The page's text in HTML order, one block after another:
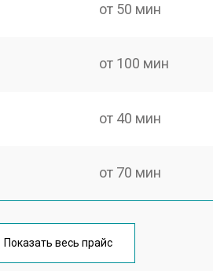
от 50 мин
от 100 мин
от 40 мин
от 70 мин
от 50 мин
Показать весь прайс